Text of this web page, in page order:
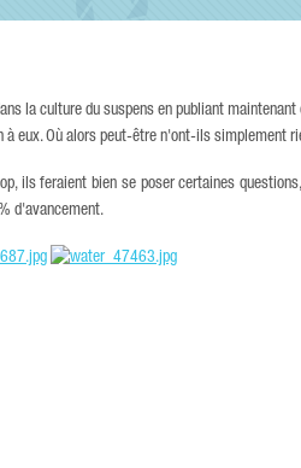
la culture du suspens en publiant
eux. Où alors peut-être n'ont-ils simplement
ils feraient bien se poser certaines
d'avancement.